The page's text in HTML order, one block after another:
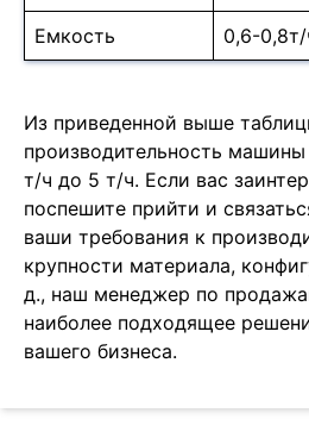
Емкость 0,6-0,8т/
Из приведенной выше
производительность
т/ч до 5 т/ч. Если вас
поспешите прийти и
ваши требования к
крупности материала,
д., наш менеджер по
наиболее подходящее
вашего бизнеса.